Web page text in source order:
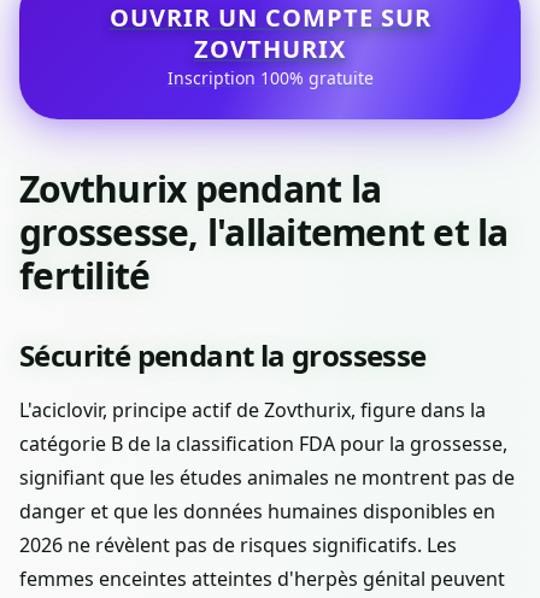
OUVRIR UN COMPTE SUR
ZOVTHURIX
Inscription 100% gratuite
Zovthurix pendant la
grossesse, l'allaitement et la
fertilité
Sécurité pendant la grossesse
L'aciclovir, principe actif de Zovthurix, figure dans la
catégorie B de la classification FDA pour la grossesse,
signifiant que les études animales ne montrent pas de
danger et que les données humaines disponibles en
2026 ne révèlent pas de risques significatifs. Les
femmes enceintes atteintes d'herpès génital peuvent